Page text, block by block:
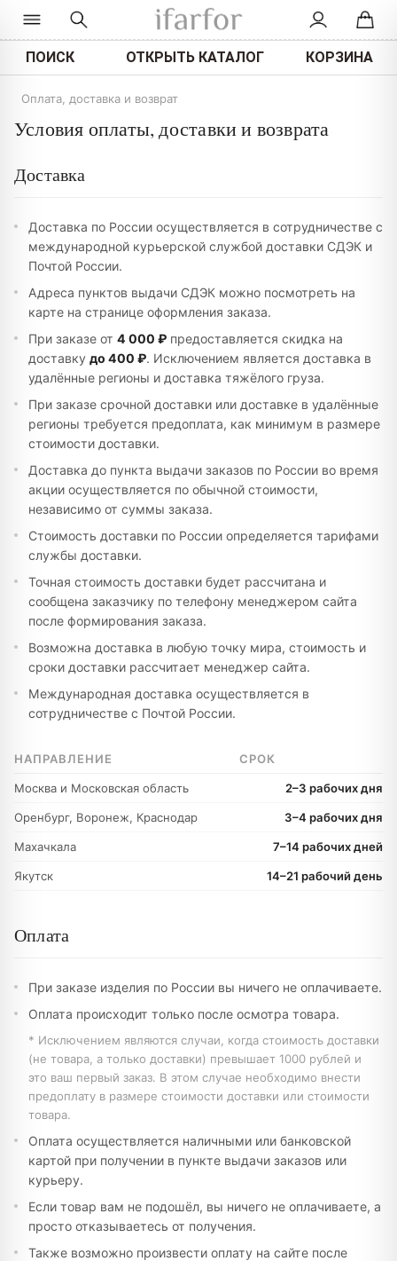
ПОИСК ОТКРЫТЬ КАТАЛОГ КОРЗИНА
Оплата, доставка и возврат
Условия оплаты, доставки и возврата
Доставка
Доставка по России осуществляется в сотрудничестве с
международной курьерской службой доставки СДЭК и
Почтой России.
Адреса пунктов выдачи СДЭК можно посмотреть на
карте на странице оформления заказа.
При заказе от 4 000 ₽ предоставляется скидка на
доставку до 400 ₽. Исключением является доставка в
удалённые регионы и доставка тяжёлого груза.
При заказе срочной доставки или доставке в удалённые
регионы требуется предоплата, как минимум в размере
стоимости доставки.
Доставка до пункта выдачи заказов по России во время
акции осуществляется по обычной стоимости,
независимо от суммы заказа.
Стоимость доставки по России определяется тарифами
службы доставки.
Точная стоимость доставки будет рассчитана и
сообщена заказчику по телефону менеджером сайта
после формирования заказа.
Возможна доставка в любую точку мира, стоимость и
сроки доставки рассчитает менеджер сайта.
Международная доставка осуществляется в
сотрудничестве с Почтой России.
НАПРАВЛЕНИЕ СРОК
Москва и Московская область 2–3 рабочих дня
Оренбург, Воронеж, Краснодар 3–4 рабочих дня
Махачкала 7–14 рабочих дней
Якутск 14–21 рабочий день
Оплата
При заказе изделия по России вы ничего не оплачиваете.
Оплата происходит только после осмотра товара.
* Исключением являются случаи, когда стоимость доставки
(не товара, а только доставки) превышает 1000 рублей и
это ваш первый заказ. В этом случае необходимо внести
предоплату в размере стоимости доставки или стоимости
товара.
Оплата осуществляется наличными или банковской
картой при получении в пункте выдачи заказов или
курьеру.
Если товар вам не подошёл, вы ничего не оплачиваете, а
просто отказываетесь от получения.
Также возможно произвести оплату на сайте после